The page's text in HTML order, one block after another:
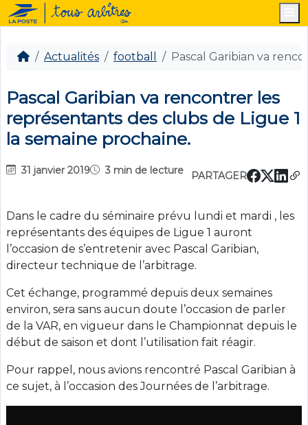
Actualités football Pascal Garibian va
Pascal Garibian va rencontrer les
représentants des clubs de Ligue 1
la semaine prochaine.
31 janvier 2019 3 min de lecture PARTAGER
Dans le cadre du séminaire prévu lundi et mardi , les
représentants des équipes de Ligue 1 auront
l’occasion de s’entretenir avec Pascal Garibian,
directeur technique de l’arbitrage.
Cet échange, programmé depuis deux semaines
environ, sera sans aucun doute l’occasion de parler
de la VAR, en vigueur dans le Championnat depuis le
début de saison et dont l’utilisation fait réagir.
Pour rappel, nous avions rencontré Pascal Garibian à
ce sujet, à l’occasion des Journées de l’arbitrage.